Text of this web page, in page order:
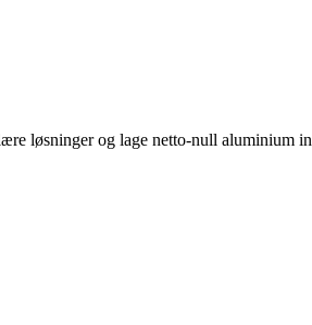
løsninger og lage netto-null aluminium